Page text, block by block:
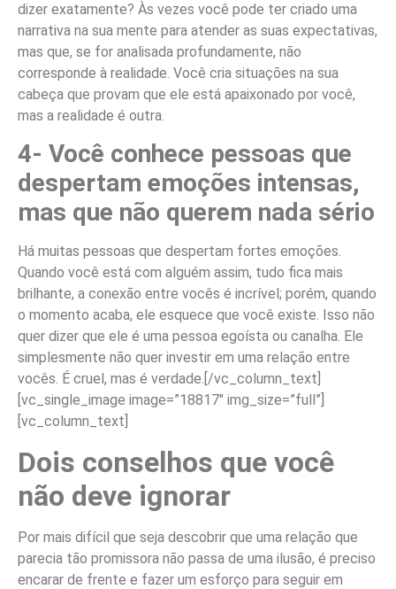
dizer exatamente? Às vezes você pode ter criado uma
narrativa na sua mente para atender as suas expectativas,
mas que, se for analisada profundamente, não
corresponde à realidade. Você cria situações na sua
cabeça que provam que ele está apaixonado por você,
mas a realidade é outra.
4- Você conhece pessoas que
despertam emoções intensas,
mas que não querem nada sério
Há muitas pessoas que despertam fortes emoções.
Quando você está com alguém assim, tudo fica mais
brilhante, a conexão entre vocês é incrível; porém, quando
o momento acaba, ele esquece que você existe. Isso não
quer dizer que ele é uma pessoa egoísta ou canalha. Ele
simplesmente não quer investir em uma relação entre
vocês. É cruel, mas é verdade. [/vc_column_text]
[vc_single_image image=”18817″ img_size=”full”]
[vc_column_text]
Dois conselhos que você
não deve ignorar
Por mais difícil que seja descobrir que uma relação que
parecia tão promissora não passa de uma ilusão, é preciso
encarar de frente e fazer um esforço para seguir em